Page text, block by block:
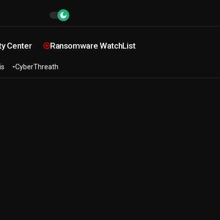
Center Ransomware WatchList
CyberThreath